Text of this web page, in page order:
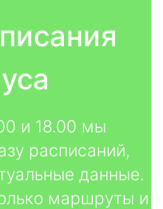
и 18.00 мы
расписаний,
данные.
маршруты и